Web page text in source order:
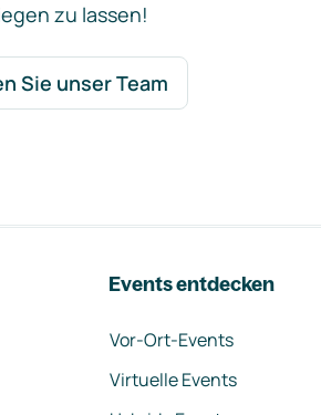
zu lassen!
Sie unser Team
Events entdecken
Vor-Ort-Events
Virtuelle Events